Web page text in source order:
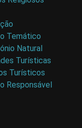
Temático
Natural
Turísticas
Turísticos
Responsável